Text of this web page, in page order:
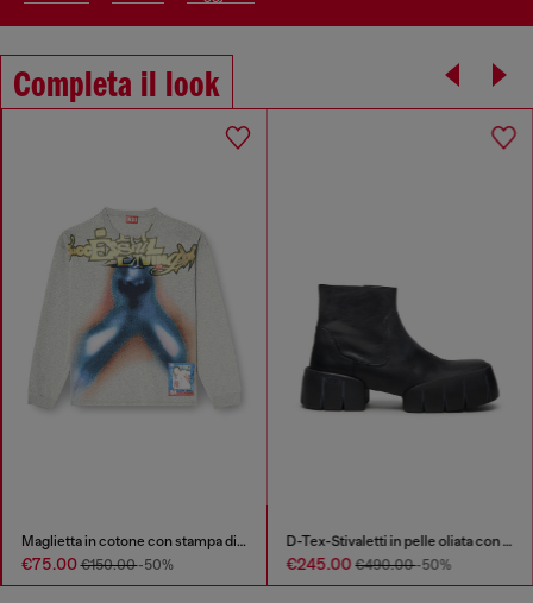
Completa il look
Maglietta in cotone con stampa digitale
€75.00€150.00-50%
D-Tex-Stivaletti in pelle oliata con suola divisa
€245.00€490.00-50%